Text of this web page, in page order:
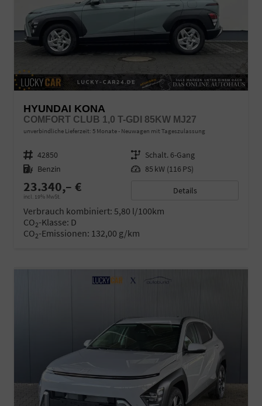
HYUNDAI KONA
COMFORT CLUB 1,0 T-GDI 85KW MJ27
unverbindliche Lieferzeit: 5 Monate Neuwagen mit Tageszulassung
Fahrzeugnr. 42850 Getriebe Schalt. 6-Gang
Kraftstoff Benzin Leistung 85 kW (116 PS)
23.340,– €
incl. 19% MwSt.
Details
Verbrauch kombiniert: 5,80 l/100km
CO2-Klasse: D
CO2-Emissionen: 132,00 g/km